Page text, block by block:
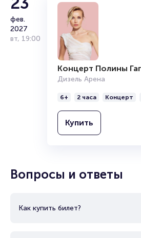
фев.
2027
вт, 19:00
Концерт Полины
Дизель Арена
6+ 2 часа Концерт
Купить
Вопросы и ответы
Как купить билет?